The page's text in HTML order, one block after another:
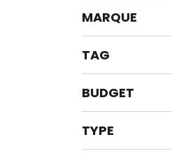
MARQUE
TAG
BUDGET
TYPE